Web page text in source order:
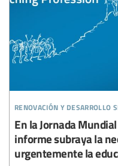
renovación y desarrollo
En la Jornada
informe subraya la
urgentemente la